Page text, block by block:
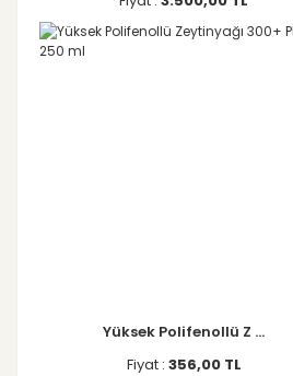
Yüksek Polifenollü Z ...
Fiyat : 356,00 TL